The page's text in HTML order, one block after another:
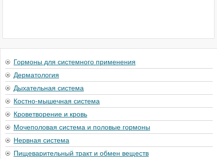
Гормоны для системного применения
Дерматология
Дыхательная система
Костно-мышечная система
Кроветворение и кровь
Мочеполовая система и половые гормоны
Нервная система
Пищеварительный тракт и обмен веществ